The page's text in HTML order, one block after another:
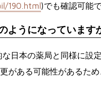
190.html)でも確認可能で
ようになっています
日本の薬局と同様に設
がある可能性があるた